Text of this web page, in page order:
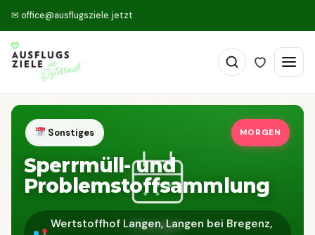
✉ office@ausflugsziele.jetzt
Sonstiges MORGEN
Sperrmüll- und
Problemstoffsammlung
Wertstoffhof Langen, Langen bei Bregenz,